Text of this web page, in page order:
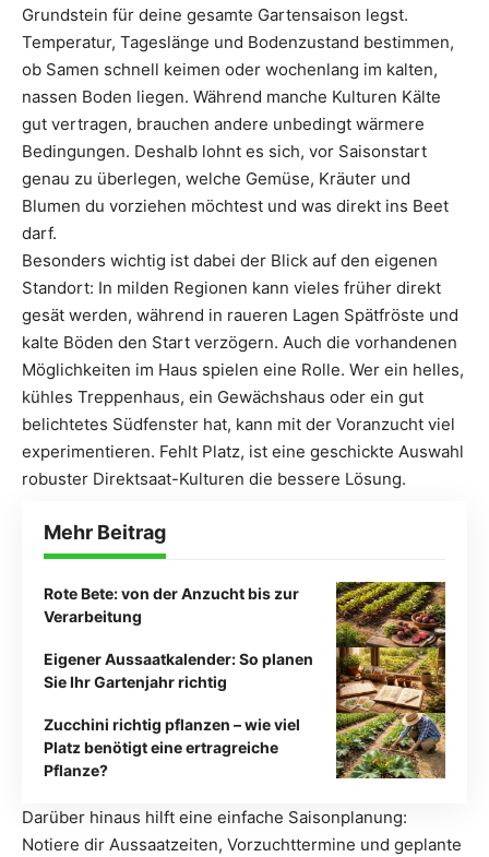
Grundstein für deine gesamte Gartensaison legst.
Temperatur, Tageslänge und Bodenzustand bestimmen,
ob Samen schnell keimen oder wochenlang im kalten,
nassen Boden liegen. Während manche Kulturen Kälte
gut vertragen, brauchen andere unbedingt wärmere
Bedingungen. Deshalb lohnt es sich, vor Saisonstart
genau zu überlegen, welche Gemüse, Kräuter und
Blumen du vorziehen möchtest und was direkt ins Beet
darf.
Besonders wichtig ist dabei der Blick auf den eigenen
Standort: In milden Regionen kann vieles früher direkt
gesät werden, während in raueren Lagen Spätfröste und
kalte Böden den Start verzögern. Auch die vorhandenen
Möglichkeiten im Haus spielen eine Rolle. Wer ein helles,
kühles Treppenhaus, ein Gewächshaus oder ein gut
belichtetes Südfenster hat, kann mit der Voranzucht viel
experimentieren. Fehlt Platz, ist eine geschickte Auswahl
robuster Direktsaat-Kulturen die bessere Lösung.
Mehr Beitrag
Rote Bete: von der Anzucht bis zur
Verarbeitung
Eigener Aussaatkalender: So planen
Sie Ihr Gartenjahr richtig
Zucchini richtig pflanzen – wie viel
Platz benötigt eine ertragreiche
Pflanze?
Darüber hinaus hilft eine einfache Saisonplanung:
Notiere dir Aussaatzeiten, Vorzuchttermine und geplante